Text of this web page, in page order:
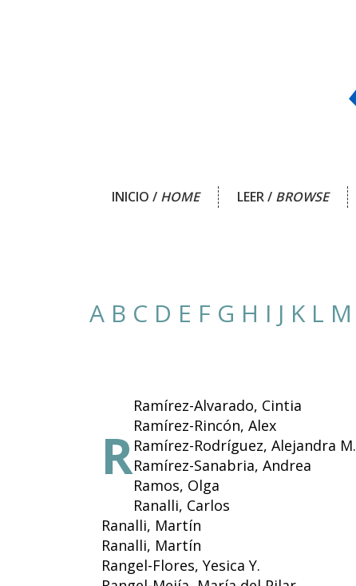
INICIO / HOME LEER / BROWSE
A B C D E F G H I J K L M
R
Ramírez-Alvarado, Cintia
Ramírez-Rincón, Alex
Ramírez-Rodríguez, Alejandra M.
Ramírez-Sanabria, Andrea
Ramos, Olga
Ranalli, Carlos
Ranalli, Martín
Ranalli, Martín
Rangel-Flores, Yesica Y.